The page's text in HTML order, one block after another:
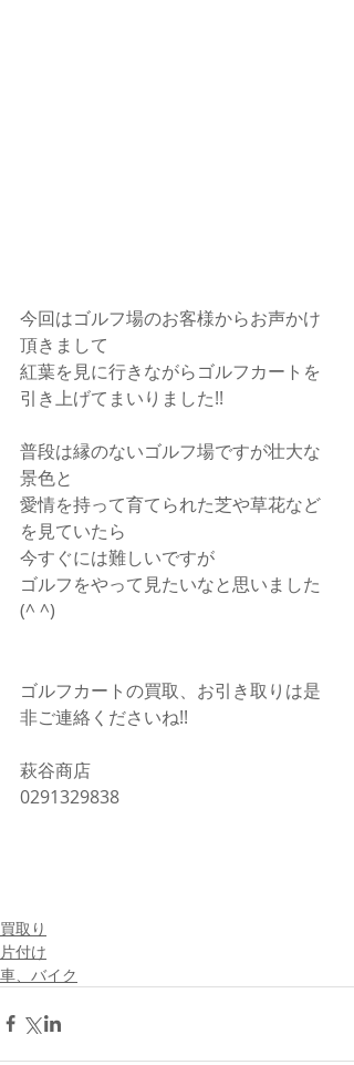
今回はゴルフ場のお客様からお声かけ
頂きまして
紅葉を見に行きながらゴルフカートを
引き上げてまいりました!!
普段は縁のないゴルフ場ですが壮大な
景色と
愛情を持って育てられた芝や草花など
を見ていたら
今すぐには難しいですが
ゴルフをやって見たいなと思いました
(^ ^)
ゴルフカートの買取、お引き取りは是
非ご連絡くださいね!!
萩谷商店
0291329838
買取り
片付け
車、バイク